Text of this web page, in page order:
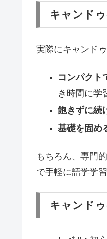
キャンド
実際にキャンド
コンパクト
き時間に学
飽きずに続
基礎を固め
もちろん、専門
で手軽に語学学
キャンド